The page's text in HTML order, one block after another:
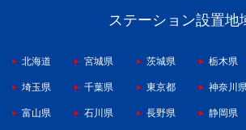
ステーション設置地
北海道 宮城県 茨城県 栃木県
埼玉県 千葉県 東京都 神奈川
富山県 石川県 長野県 静岡県